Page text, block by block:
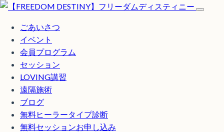
ごあいさつ
イベント
会員プログラム
セッション
LOVING講習
遠隔施術
ブログ
無料ヒーラータイプ診断
無料セッションお申し込み